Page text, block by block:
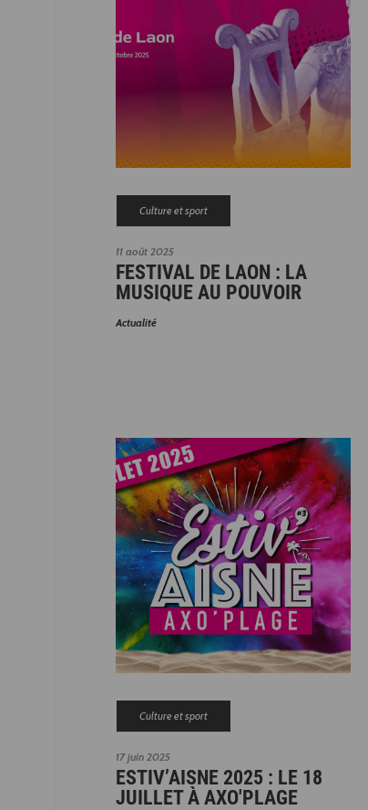
11 août 2025
Culture et sport
FESTIVAL DE LAON : LA
MUSIQUE AU POUVOIR
Actualité
17 juin 2025
Culture et sport
ESTIV’AISNE 2025 : LE 18
JUILLET À AXO'PLAGE